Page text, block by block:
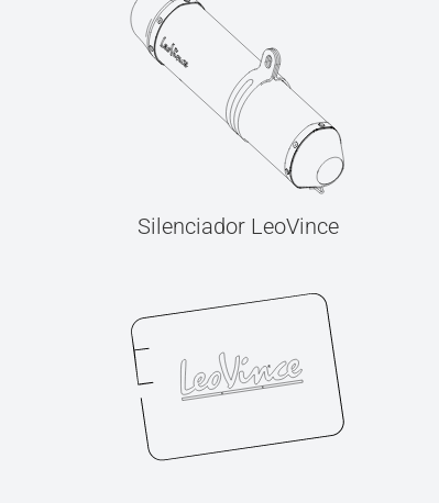
Silenciador LeoVince